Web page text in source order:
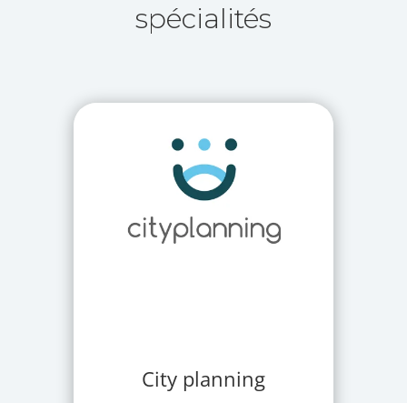
spécialités
City planning